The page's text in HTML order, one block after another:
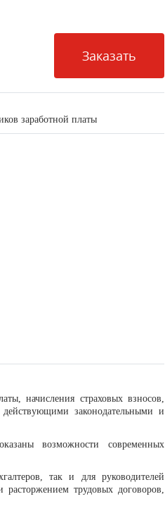
Заказать
заработной платы
начисления страховых взносов,
законодательными и
возможности современных
так и для руководителей
трудовых договоров,